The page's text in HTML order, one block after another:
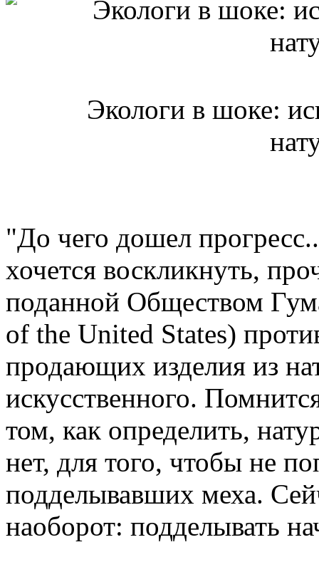
Экологи в шоке:
"До чего дошел
хочется воскликнуть,
поданной Обществом
of the United States)
продающих изделия из
искусственного.
том, как определить,
нет, для того, чтобы не
подделывавших меха.
наоборот: подделывать